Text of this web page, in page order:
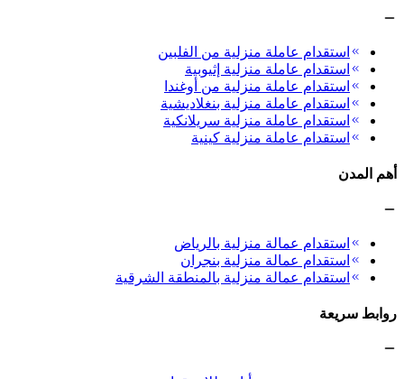
استقدام عاملة منزلية من الفلبين
استقدام عاملة منزلية إثيوبية
استقدام عاملة منزلية من أوغندا
استقدام عاملة منزلية بنغلاديشية
استقدام عاملة منزلية سريلانكية
استقدام عاملة منزلية كينية
أهم المدن
استقدام عمالة منزلية بالرياض
استقدام عمالة منزلية بنجران
استقدام عمالة منزلية بالمنطقة الشرقية
روابط سريعة